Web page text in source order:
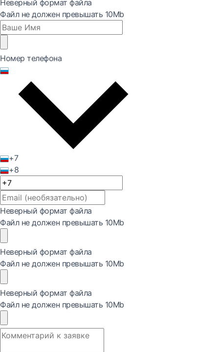
Неверный формат файла
Файл не должен превышать 10Mb
Номер телефона
+7
+8
Неверный формат файла
Файл не должен превышать 10Mb
Неверный формат файла
Файл не должен превышать 10Mb
Неверный формат файла
Файл не должен превышать 10Mb